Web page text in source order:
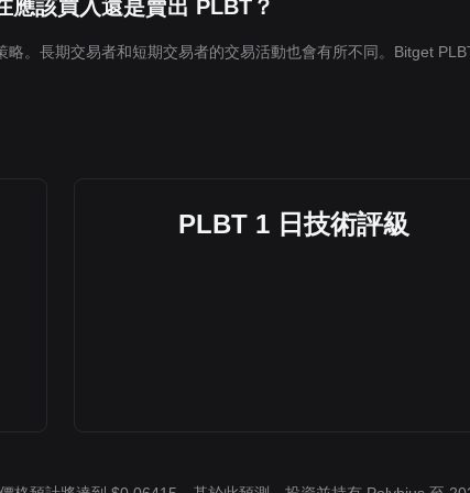
應該買入還是賣出 PLBT？
。長期交易者和短期交易者的交易活動也會有所不同。Bitget
PLBT 1 日技術評級